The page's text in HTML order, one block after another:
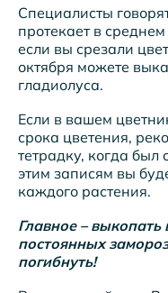
Специалисты
протекает в
если вы срезали
октября можете
гладиолуса.
Если в вашем
срока цветения,
тетрадку, когда был
этим записям вы
каждого растения.
Главное –
постоянных
погибнуть!